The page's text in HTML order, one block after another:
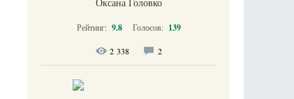
Рейтинг: 9.8 Голосов: 139
2 338 2